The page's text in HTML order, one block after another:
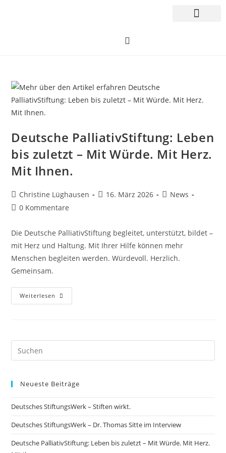
Deutsche PalliativStiftung: Leben
bis zuletzt – Mit Würde. Mit Herz.
Mit Ihnen.
Christine Lüghausen 16. März 2026
News
0 Kommentare
Die Deutsche PalliativStiftung begleitet, unterstützt, bildet –
mit Herz und Haltung. Mit Ihrer Hilfe können mehr
Menschen begleiten werden. Würdevoll. Herzlich.
Gemeinsam.
Weiterlesen
Neueste Beiträge
Deutsches StiftungsWerk – Stiften wirkt.
Deutsches StiftungsWerk – Dr. Thomas Sitte im Interview
Deutsche PalliativStiftung: Leben bis zuletzt – Mit Würde. Mit Herz.